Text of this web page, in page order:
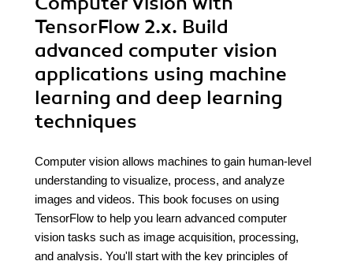
TensorFlow 2.x. Build
advanced computer vision
applications using machine
learning and deep learning
techniques
Computer vision allows machines to gain human-level
understanding to visualize, process, and analyze
images and videos. This book focuses on using
TensorFlow to help you learn advanced computer
vision tasks such as image acquisition, processing,
and analysis. You'll start with the key principles of